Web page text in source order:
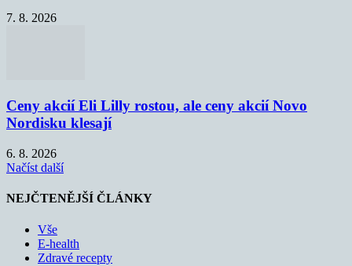
7. 8. 2026
Ceny akcií Eli Lilly rostou, ale ceny akcií Novo
Nordisku klesají
6. 8. 2026
Načíst další
NEJČTENĚJŠÍ ČLÁNKY
Vše
E-health
Zdravé recepty